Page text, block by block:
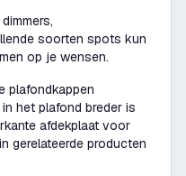
soorten spots kun
op je wensen.
plafondkappen
het plafond breder is
afdekplaat voor
gerelateerde producten